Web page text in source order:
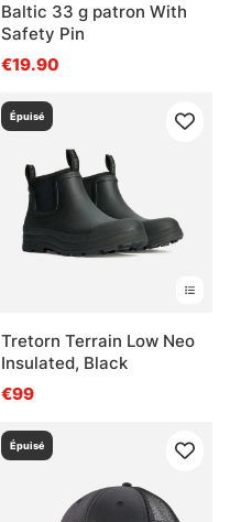
Baltic 33 g patron With
Safety Pin
€19.90
Épuisé
Tretorn Terrain Low Neo
Insulated, Black
€99
Épuisé